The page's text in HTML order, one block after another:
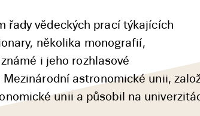
řady vědeckých prací týkajících
několika monografií,
i jeho rozhlasové
astronomické unii,
unii a působil na